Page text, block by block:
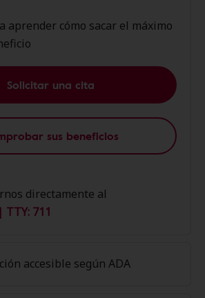
aprender cómo sacar el máximo
Solicitar una cita
sus beneficios
directamente al
TTY: 711
accesible según ADA